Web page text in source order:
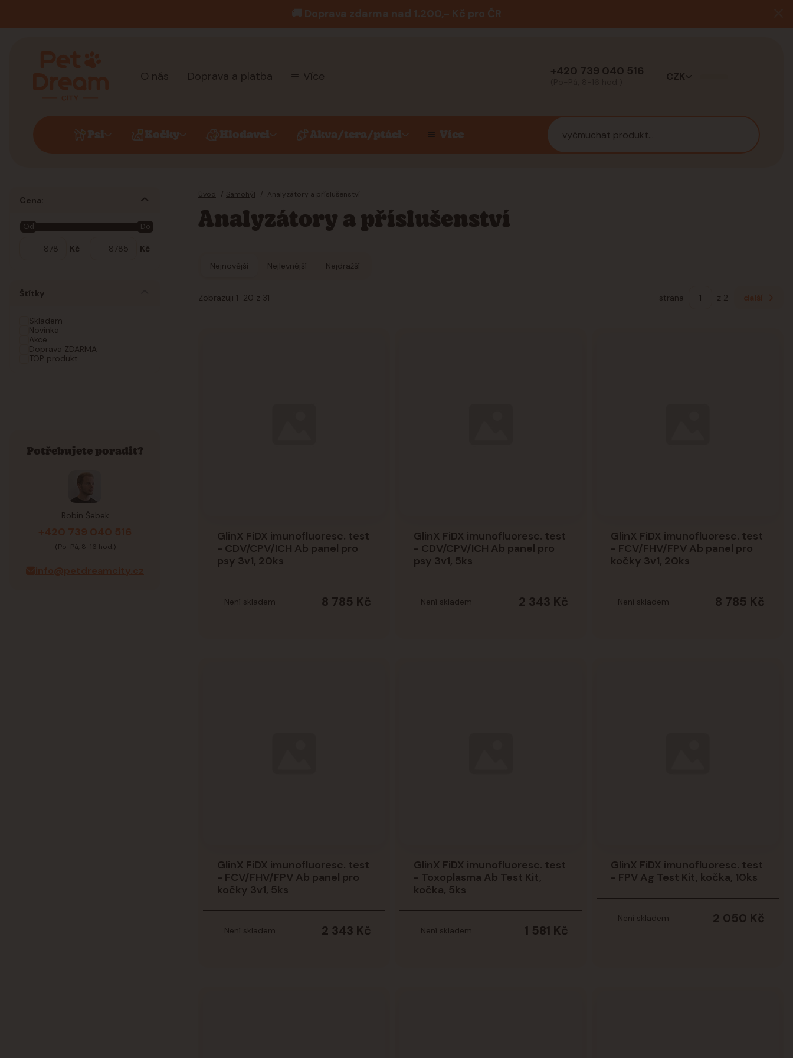
🚚 Doprava zdarma nad 1.200,- Kč pro ČR
O nás Doprava a platba Více +420 739 040 516 CZK
Psi Kočky Hlodavci Akva/tera/ptáci Více
Úvod Samohýl Analyzátory a příslušenství
Analyzátory a příslušenství
Nejnovější Nejlevnější Nejdražší
Zobrazuji 1-20 z 31 strana z 2 další
GlinX FiDX imunofluoresc. test
- CDV/CPV/ICH Ab panel pro
psy 3v1, 20ks
8 785 Kč
Není skladem
GlinX FiDX imunofluoresc. test
- CDV/CPV/ICH Ab panel pro
psy 3v1, 5ks
2 343 Kč
Není skladem
GlinX FiDX imunofluoresc. test
- FCV/FHV/FPV Ab panel pro
kočky 3v1, 20ks
8 785 Kč
Není skladem
GlinX FiDX imunofluoresc. test
- FCV/FHV/FPV Ab panel pro
kočky 3v1, 5ks
2 343 Kč
Není skladem
GlinX FiDX imunofluoresc. test
- Toxoplasma Ab Test Kit,
kočka, 5ks
1 581 Kč
Není skladem
GlinX FiDX imunofluoresc. test
- FPV Ag Test Kit, kočka, 10ks
2 050 Kč
Není skladem
Cena:
Kč
Od Do
Kč
Štítky
Skladem
Novinka
Akce
Doprava ZDARMA
TOP produkt
Potřebujete poradit?
Robin Šebek
+420 739 040 516
(Po-Pá, 8-16 hod.)
info@petdreamcity.cz